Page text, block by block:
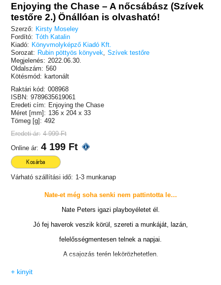
Enjoying the Chase – A nőcsábász (Szívek
testőre 2.) Önállóan is olvasható!
Szerző: Kirsty Moseley
Fordító: Tóth Katalin
Kiadó: Könyvmolyképző Kiadó Kft.
Sorozat: Rubin pöttyös könyvek
Szívek testőre
Megjelenés: 2022.06.30.
Oldalszám: 560
Kötésmód: kartonált
Raktári kód: 008968
ISBN: 9789635619061
Eredeti cím: Enjoying the Chase
Méret [mm]: 136 x 204 x 33
Tömeg [g]: 492
Eredeti ár: 4 999 Ft
Online ár: 4 199 Ft
Kosárba
Várható szállítási idő: 1-3 munkanap
Nate-et még soha senki nem pattintotta le…
Nate Peters igazi playboyéletet él.
Jó fej haverok veszik körül, szereti a munkáját, lazán,
felelősségmentesen telnek a napjai.
A csajozás terén lekörözhetetlen.
+ kinyit